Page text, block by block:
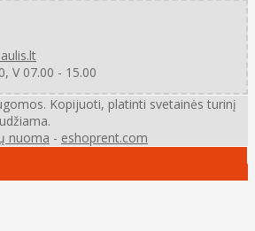
V 07.00 - 15.00
Kopijuoti, platinti svetainės turinį
nuoma - eshoprent.com